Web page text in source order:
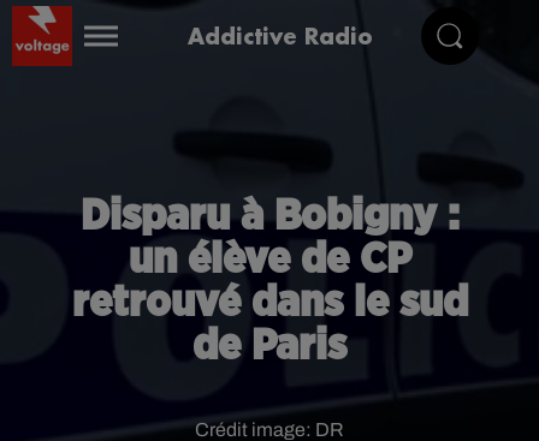
Addictive Radio
Disparu à Bobigny :
un élève de CP
retrouvé dans le sud
de Paris
Crédit image: DR